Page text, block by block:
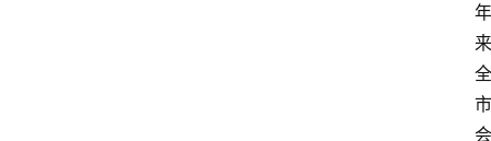
年
来
全
市
会